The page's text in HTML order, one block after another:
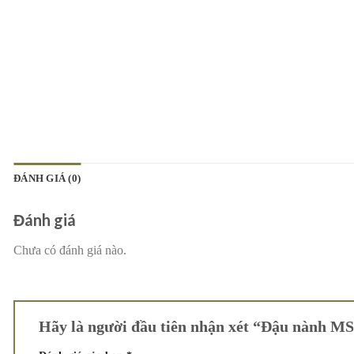
ĐÁNH GIÁ (0)
Đánh giá
Chưa có đánh giá nào.
Hãy là người đầu tiên nhận xét “Đậu nành